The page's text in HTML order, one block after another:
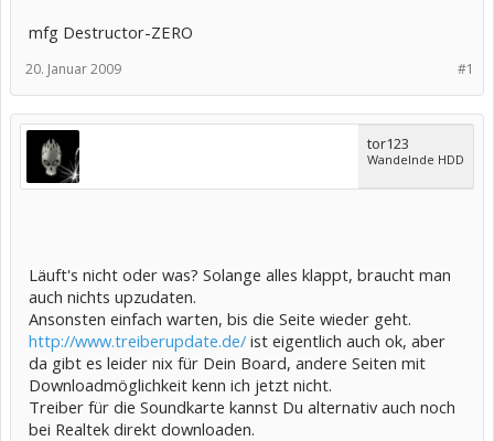
mfg Destructor-ZERO
#1
20. Januar 2009
tor123
Wandelnde HDD
Läuft's nicht oder was? Solange alles klappt, braucht man
auch nichts upzudaten.
Ansonsten einfach warten, bis die Seite wieder geht.
http://www.treiberupdate.de/ ist eigentlich auch ok, aber
da gibt es leider nix für Dein Board, andere Seiten mit
Downloadmöglichkeit kenn ich jetzt nicht.
Treiber für die Soundkarte kannst Du alternativ auch noch
bei Realtek direkt downloaden.